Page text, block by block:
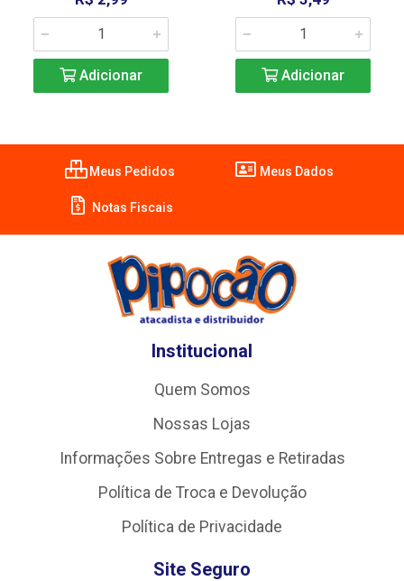
Adicionar Adicionar
Meus Pedidos Meus Dados
Notas Fiscais
Institucional
Quem Somos
Nossas Lojas
Informações Sobre Entregas e Retiradas
Política de Troca e Devolução
Política de Privacidade
Site Seguro